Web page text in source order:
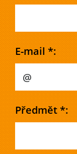
E-mail *:
Předmět *: